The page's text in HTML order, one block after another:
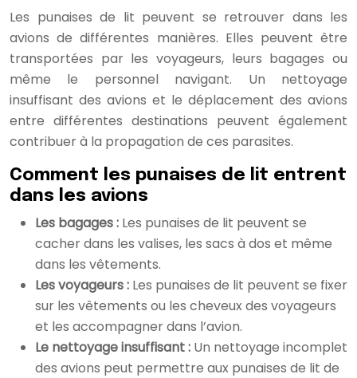
Les punaises de lit peuvent se retrouver dans les
avions de différentes manières. Elles peuvent être
transportées par les voyageurs, leurs bagages ou
même le personnel navigant. Un nettoyage
insuffisant des avions et le déplacement des avions
entre différentes destinations peuvent également
contribuer à la propagation de ces parasites.
Comment les punaises de lit entrent
dans les avions
Les bagages : Les punaises de lit peuvent se
cacher dans les valises, les sacs à dos et même
dans les vêtements.
Les voyageurs : Les punaises de lit peuvent se fixer
sur les vêtements ou les cheveux des voyageurs
et les accompagner dans l’avion.
Le nettoyage insuffisant : Un nettoyage incomplet
des avions peut permettre aux punaises de lit de